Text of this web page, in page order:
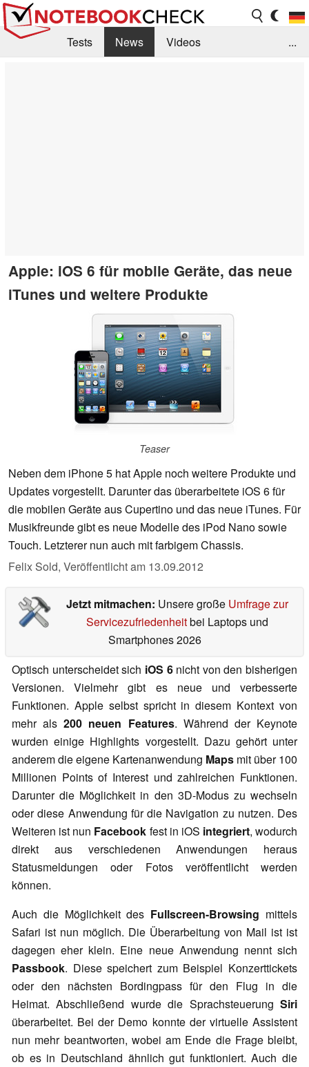
Tests News
Videos
...
Apple: iOS 6 für mobile Geräte, das neue
iTunes und weitere Produkte
Teaser
Neben dem iPhone 5 hat Apple noch weitere Produkte und
Updates vorgestellt. Darunter das überarbeitete iOS 6 für
die mobilen Geräte aus Cupertino und das neue iTunes. Für
Musikfreunde gibt es neue Modelle des iPod Nano sowie
Touch. Letzterer nun auch mit farbigem Chassis.
Felix Sold, Veröffentlicht am 13.09.2012
Jetzt mitmachen: Unsere große Umfrage zur
Servicezufriedenheitbei Laptops und
Smartphones 2026
Optisch unterscheidet sich iOS 6nicht von den bisherigen
Versionen. Vielmehr gibt es neue und verbesserte
Funktionen. Apple selbst spricht in diesem Kontext von
mehr als200 neuen Features. Während der Keynote
wurden einige Highlights vorgestellt. Dazu gehört unter
anderem die eigene Kartenanwendung Maps mit über 100
Millionen Points of Interest und zahlreichen Funktionen.
Darunter die Möglichkeit in den 3D-Modus zu wechseln
oder diese Anwendung für die Navigation zu nutzen. Des
Weiteren ist nun Facebook fest in iOS integriert, wodurch
direkt aus verschiedenen Anwendungen heraus
Statusmeldungen oder Fotos veröffentlicht werden
können.
Auch die Möglichkeit des Fullscreen-Browsing mittels
Safari ist nun möglich. Die Überarbeitung von Mail ist ist
dagegen eher klein. Eine neue Anwendung nennt sich
Passbook. Diese speichert zum Beispiel Konzerttickets
oder den nächsten Bordingpass für den Flug in die
Heimat. Abschließend wurde die Sprachsteuerung Siri
überarbeitet. Bei der Demo konnte der virtuelle Assistent
nun mehr beantworten, wobei am Ende die Frage bleibt,
ob es in Deutschland ähnlich gut funktioniert. Auch die